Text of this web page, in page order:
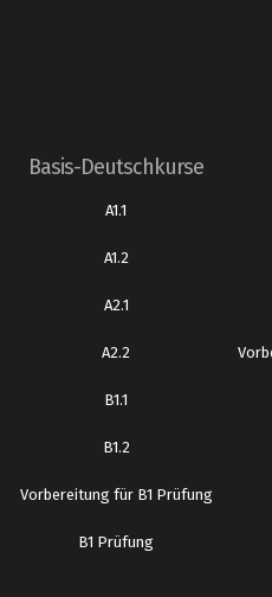
Basis-Deutschkurse
A1.1
A1.2
A2.1
A2.2
B1.1
B1.2
Vorbereitung für B1 Prüfung
B1 Prüfung